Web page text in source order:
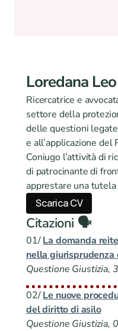
Loredana Leo
Ricercatrice e
settore della
delle questioni
e all’applicazione
Coniugo l’attività di
di patrocinante di
apprestare una
Scarica CV
Citazioni 🗣️
01/ La domanda
nella giurisprudenza
Questione Giustizia,
02/ Le nuove
del diritto di asilo
Questione Giustizia,